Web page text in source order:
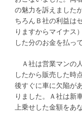
の魅力を訴えました
ちろんＢ社の利益は
りますからマイナス
した分のお金を払っ
Ａ社は営業マンの
したから販売した時
後すぐに車に欠陥が
りました。Ａ社は新
上乗せした金額をあ